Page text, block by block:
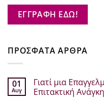
ΕΓΓΡΑΦΗ ΕΔΩ!
ΠΡΟΣΦΑΤΑ ΑΡΘΡΑ
01
Αυγ
Γιατί μια
Επιτακτική